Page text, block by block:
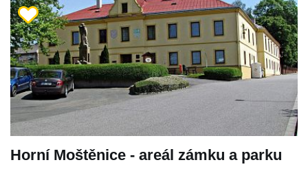
Horní Moštěnice - areál zámku a parku